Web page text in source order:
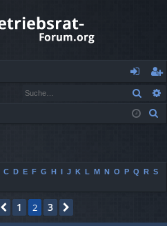
n
m
eg
ist
C D E F G H I J K L M N O P Q R S
Vorherige
1 2 3